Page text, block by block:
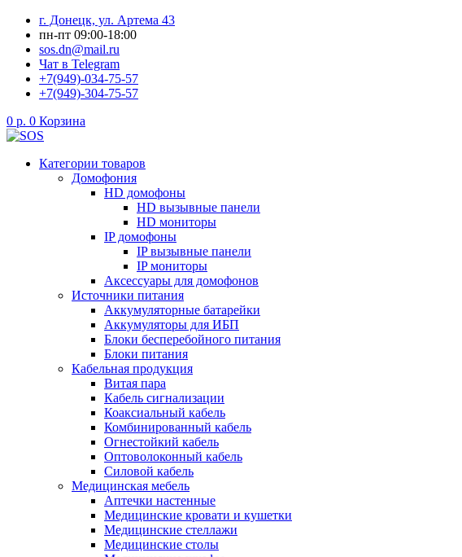
Перейти
содержимому
г. Донецк, ул. Артема 43
пн-пт 09:00-18:00
sos.dn@mail.ru
Чат в Telegram
+7(949)-034-75-57
+7(949)-304-75-57
0 р. 0 Корзина
Категории товаров
Домофония
HD домофоны
HD вызывные панели
HD мониторы
IP домофоны
IP вызывные панели
IP мониторы
Аксессуары для домофонов
Источники питания
Аккумуляторные батарейки
Аккумуляторы для ИБП
Блоки бесперебойного питания
Блоки питания
Кабельная продукция
Витая пара
Кабель сигнализации
Коаксиальный кабель
Комбинированный кабель
Огнестойкий кабель
Оптоволоконный кабель
Силовой кабель
Медицинская мебель
Аптечки настенные
Медицинские кровати и кушетки
Медицинские стеллажи
Медицинские столы